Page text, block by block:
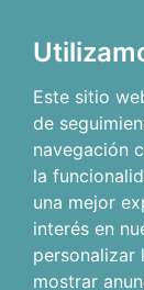
Este sitio
de
navegación
la
una mejor
interés en
personalizar
mostrar